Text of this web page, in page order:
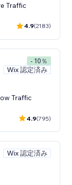
Traffic
4.9(2183)
- 10％
Wix 認定済み
Traffic
4.9(795)
Wix 認定済み